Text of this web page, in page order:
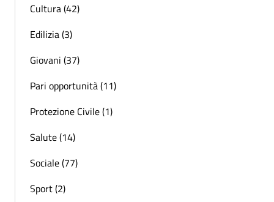
Cultura (42)
Edilizia (3)
Giovani (37)
Pari opportunità (11)
Protezione Civile (1)
Salute (14)
Sociale (77)
Sport (2)